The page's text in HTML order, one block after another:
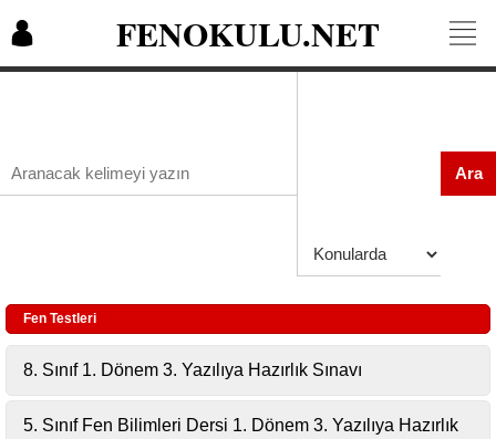
FENOKULU.NET
Ara
Fen Testleri
8. Sınıf 1. Dönem 3. Yazılıya Hazırlık Sınavı
5. Sınıf Fen Bilimleri Dersi 1. Dönem 3. Yazılıya Hazırlık